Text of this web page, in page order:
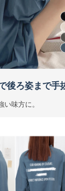
後ろ姿まで手
味方に。